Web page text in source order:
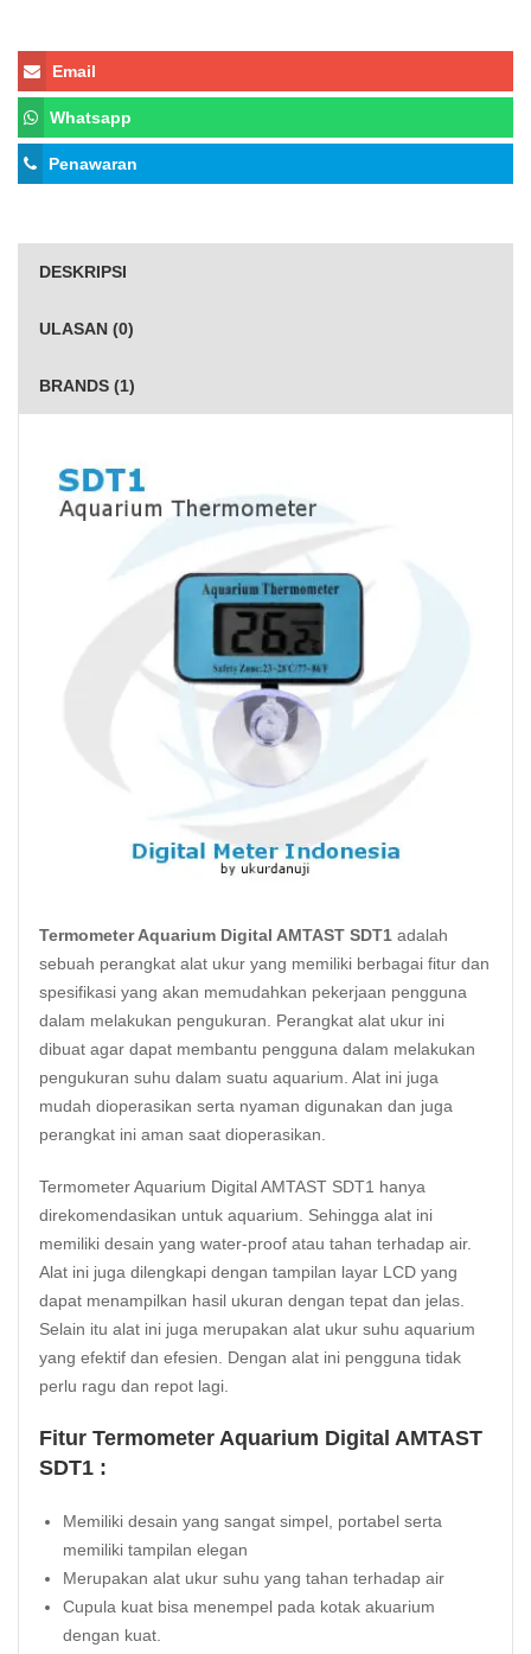
Email
Whatsapp
Penawaran
DESKRIPSI
ULASAN (0)
BRANDS (1)
Termometer Aquarium Digital AMTAST SDT1 adalah
sebuah perangkat alat ukur yang memiliki berbagai fitur dan
spesifikasi yang akan memudahkan pekerjaan pengguna
dalam melakukan pengukuran. Perangkat alat ukur ini
dibuat agar dapat membantu pengguna dalam melakukan
pengukuran suhu dalam suatu aquarium . Alat ini juga
mudah dioperasikan serta nyaman digunakan dan juga
perangkat ini aman saat dioperasikan.
Termometer Aquarium Digital AMTAST SDT1 hanya
direkomendasikan untuk aquarium. Sehingga alat ini
memiliki desain yang water-proof atau tahan terhadap air.
Alat ini juga dilengkapi dengan tampilan layar LCD yang
dapat menampilkan hasil ukuran dengan tepat dan jelas.
Selain itu alat ini juga merupakan alat ukur suhu aquarium
yang efektif dan efesien. Dengan alat ini pengguna tidak
perlu ragu dan repot lagi.
Fitur Termometer Aquarium Digital AMTAST
SDT1 :
Memiliki desain yang sangat simpel, portabel serta
memiliki tampilan elegan
Merupakan alat ukur suhu yang tahan terhadap air
Cupula kuat bisa menempel pada kotak akuarium
dengan kuat.